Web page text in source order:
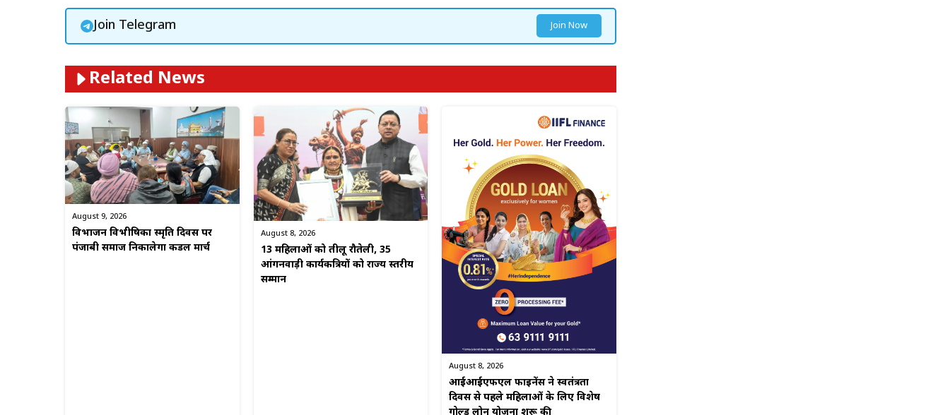
Join Telegram Join Now
Related News
August 9, 2026
विभाजन विभीषिका स्मृति दिवस पर
पंजाबी समाज निकालेगा कैंडल मार्च
August 8, 2026
13 महिलाओं को तीलू रौतेली, 35
आंगनवाड़ी कार्यकत्रियों को राज्य स्तरीय
सम्मान
August 8, 2026
आईआईएफएल फाइनेंस ने स्वतंत्रता
दिवस से पहले महिलाओं के लिए विशेष
गोल्ड लोन योजना शुरू की